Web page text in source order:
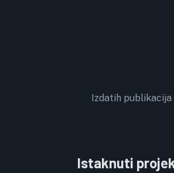
Izdatih publikacija
Istaknuti